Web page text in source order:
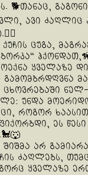
🐕თანაც,
ავი ძაღლიც
ცუგა,
ყველაზე
ცხოვრებაში
უნდა
როგორ
ეს
არ
ძაღლებს,
ყველაზე